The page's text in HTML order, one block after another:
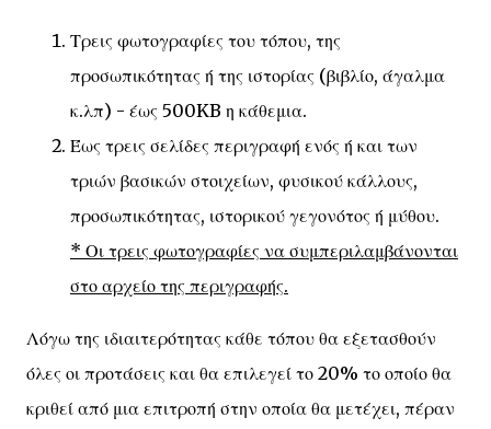
Τρεις φωτογραφίες του τόπου, της
προσωπικότητας ή της ιστορίας (βιβλίο, άγαλμα
κ.λπ) - έως 500KB η κάθεμια.
Έως τρεις σελίδες περιγραφή ενός ή και των
τριών βασικών στοιχείων, φυσικού κάλλους,
προσωπικότητας, ιστορικού γεγονότος ή μύθου.
* Οι τρεις φωτογραφίες να συμπεριλαμβάνονται
στο αρχείο της περιγραφής.
Λόγω της ιδιαιτερότητας κάθε τόπου θα εξετασθούν
όλες οι προτάσεις και θα επιλεγεί το 20% το οποίο θα
κριθεί από μια επιτροπή στην οποία θα μετέχει, πέραν